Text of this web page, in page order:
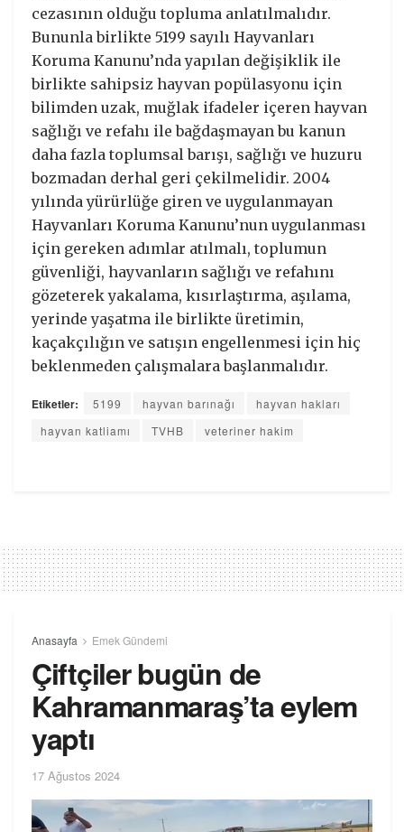
cezasının olduğu topluma anlatılmalıdır.
Bununla birlikte 5199 sayılı Hayvanları
Koruma Kanunu’nda yapılan değişiklik ile
birlikte sahipsiz hayvan popülasyonu için
bilimden uzak, muğlak ifadeler içeren hayvan
sağlığı ve refahı ile bağdaşmayan bu kanun
daha fazla toplumsal barışı, sağlığı ve huzuru
bozmadan derhal geri çekilmelidir. 2004
yılında yürürlüğe giren ve uygulanmayan
Hayvanları Koruma Kanunu’nun uygulanması
için gereken adımlar atılmalı, toplumun
güvenliği, hayvanların sağlığı ve refahını
gözeterek yakalama, kısırlaştırma, aşılama,
yerinde yaşatma ile birlikte üretimin,
kaçakçılığın ve satışın engellenmesi için hiç
beklenmeden çalışmalara başlanmalıdır.
Etiketler: 5199 hayvan barınağı
hayvan hakları
hayvan katliamı
TVHB veteriner hakim
Anasayfa Emek Gündemi
Çiftçiler bugün de
Kahramanmaraş’ta eylem
yaptı
17 Ağustos 2024